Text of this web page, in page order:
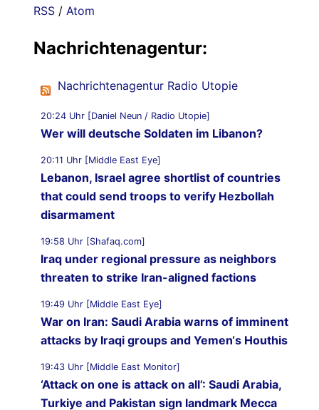
RSS / Atom
Nachrichtenagentur:
Nachrichtenagentur Radio Utopie
20:24 Uhr [Daniel Neun / Radio Utopie]
Wer will deutsche Soldaten im Libanon?
20:11 Uhr [Middle East Eye]
Lebanon, Israel agree shortlist of countries
that could send troops to verify Hezbollah
disarmament
19:58 Uhr [Shafaq.com]
Iraq under regional pressure as neighbors
threaten to strike Iran-aligned factions
19:49 Uhr [Middle East Eye]
War on Iran: Saudi Arabia warns of imminent
attacks by Iraqi groups and Yemen‘s Houthis
19:43 Uhr [Middle East Monitor]
‘Attack on one is attack on all’: Saudi Arabia,
Turkiye and Pakistan sign landmark Mecca